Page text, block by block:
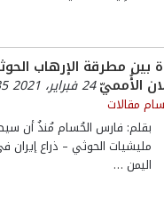
بين مطرقة الإرهاب
الأُمميّ24 فبراير، 2021 2:35 م
مقالات
بقلم: فارس الحُسام مُنذُ أن
مليشيات الحوثي – ذراع إيران
اليمن …